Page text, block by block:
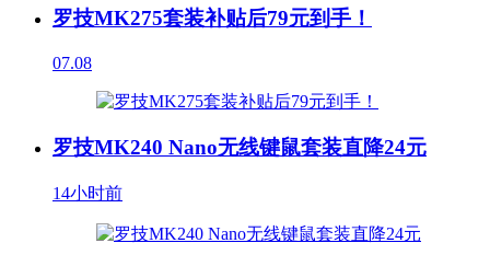
罗技MK275套装补贴后79元到手！
07.08
罗技MK240 Nano无线键鼠套装直降24元
14小时前